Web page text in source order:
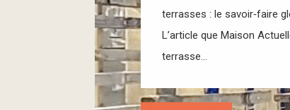
terrasses : le savoir‑faire
L’article que Maison
terrasse...